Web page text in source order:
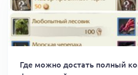
Где можно достать полный